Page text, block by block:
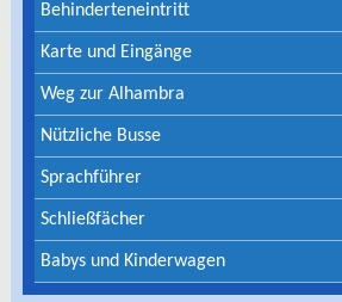
Behinderteneintritt
Karte und Eingänge
Weg zur Alhambra
Nützliche Busse
Sprachführer
Schließfächer
Babys und Kinderwagen